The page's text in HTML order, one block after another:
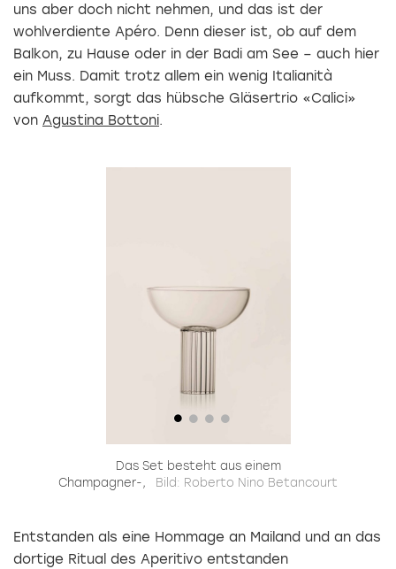
uns aber doch nicht nehmen, und das ist der
wohlverdiente Apéro. Denn dieser ist, ob auf dem
Balkon, zu Hause oder in der Badi am See – auch hier
ein Muss. Damit trotz allem ein wenig Italianità
aufkommt, sorgt das hübsche Gläsertrio «Calici»
von Agustina Bottoni.
Das Set besteht aus einem
Champagner-,
Bild: Roberto Nino Betancourt
Entstanden als eine Hommage an Mailand und an das
dortige Ritual des Aperitivo entstanden